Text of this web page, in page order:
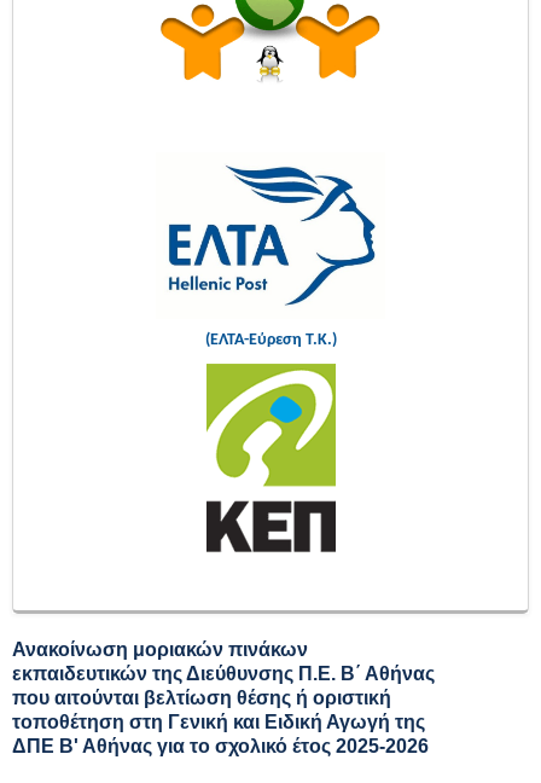
(ΕΛΤΑ-Εύρεση Τ.Κ.)
Ανακοίνωση μοριακών πινάκων
εκπαιδευτικών της Διεύθυνσης Π.Ε. Β΄ Αθήνας
που αιτούνται βελτίωση θέσης ή οριστική
τοποθέτηση στη Γενική και Ειδική Αγωγή της
ΔΠΕ Β' Αθήνας για το σχολικό έτος 2025-2026